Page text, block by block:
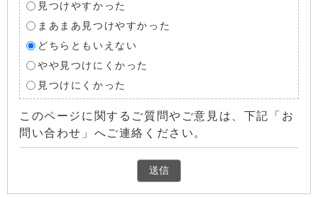
見つけやすかった
まあまあ見つけやすかった
どちらともいえない
やや見つけにくかった
見つけにくかった
このページに関するご質問やご意見は、下記「お
問い合わせ」へご連絡ください。